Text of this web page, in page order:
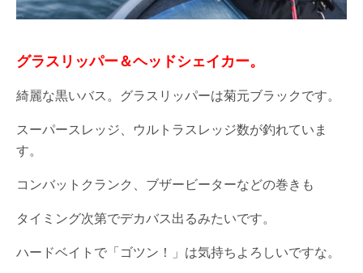
グラスリッパー＆ヘッドシェイカー。
綺麗な黒いバス。グラスリッパーは菊元ブラックです。
スーパースレッジ、ウルトラスレッジ数が釣れていま
す。
コンバットクランク、ブザービーターなどの巻きも
タイミング次第でデカバス出るみたいです。
ハードベイトで「ゴツン！」は気持ちよろしいですな。